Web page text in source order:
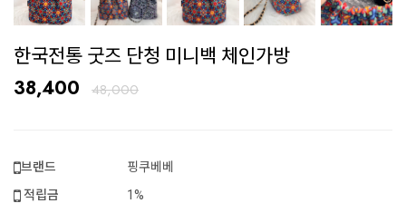
한국전통 굿즈 단청 미니백 체인가방
38,400 48,000
브랜드
핑쿠베베
적립금
1%